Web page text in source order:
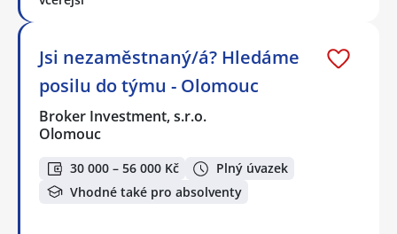
Jsi nezaměstnaný/á? Hledáme
posilu do týmu - Olomouc
Broker Investment, s.r.o.
Olomouc
30 000 – 56 000 Kč
Plný úvazek
Vhodné také pro absolventy